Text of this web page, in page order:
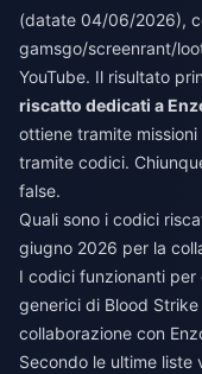
(datate 04/06/2026),
gamsgo/screenrant/
YouTube. Il risultato
riscatto dedicati a
ottiene tramite
tramite codici.
false.
Quali sono i codici
giugno 2026 per la
I codici funzionanti
generici di Blood
collaborazione con
Secondo le ultime